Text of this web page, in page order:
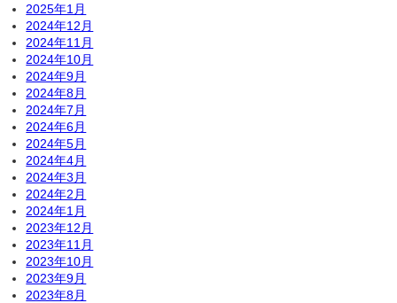
2025年1月
2024年12月
2024年11月
2024年10月
2024年9月
2024年8月
2024年7月
2024年6月
2024年5月
2024年4月
2024年3月
2024年2月
2024年1月
2023年12月
2023年11月
2023年10月
2023年9月
2023年8月